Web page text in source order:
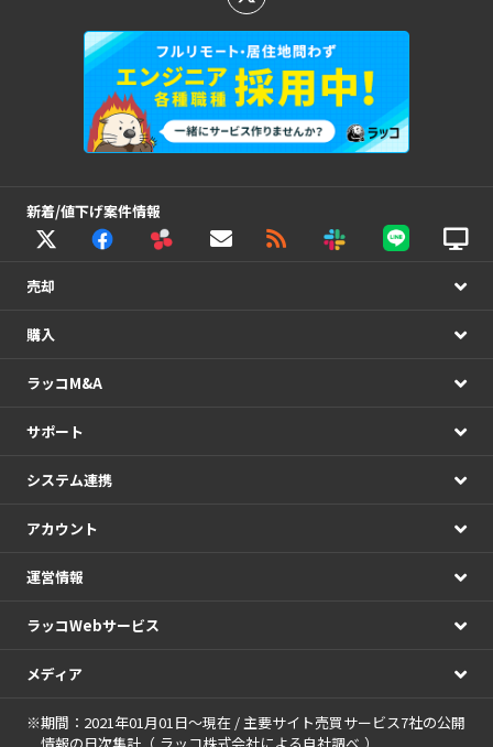
新着/値下げ案件情報
売却
購入
ラッコM&A
サポート
システム連携
アカウント
運営情報
ラッコWebサービス
メディア
※期間：2021年01月01日～現在 / 主要サイト売買サービス7社の公開